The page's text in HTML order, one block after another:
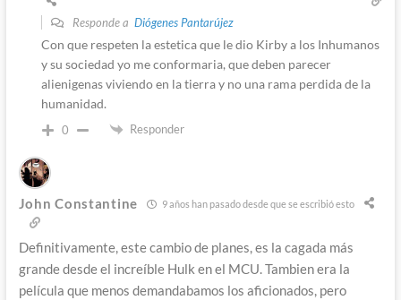
Responde a Diógenes Pantarújez
Con que respeten la estetica que le dio Kirby a los Inhumanos
y su sociedad yo me conformaria, que deben parecer
alienigenas viviendo en la tierra y no una rama perdida de la
humanidad.
0 Responder
John Constantine 9 años han pasado desde que se escribió esto
Definitivamente, este cambio de planes, es la cagada más
grande desde el increíble Hulk en el MCU. Tambien era la
película que menos demandabamos los aficionados, pero